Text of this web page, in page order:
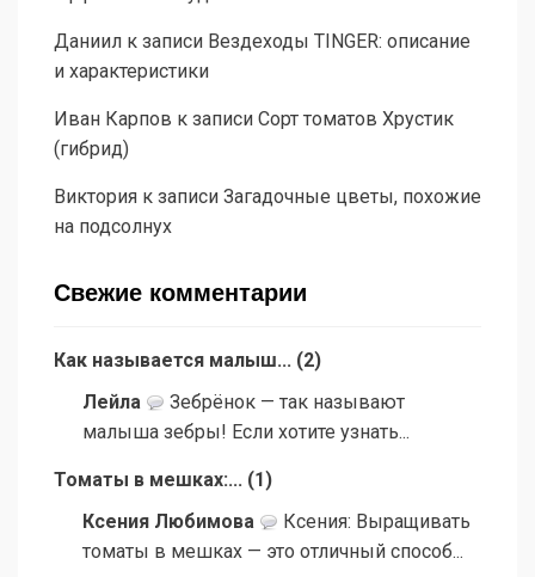
Даниил к записи Вездеходы TINGER: описание
и характеристики
Иван Карпов к записи Сорт томатов Хрустик
(гибрид)
Виктория к записи Загадочные цветы, похожие
на подсолнух
Свежие комментарии
Как называется малыш... (2)
Лейла
Зебрёнок — так называют
малыша зебры! Если хотите узнать...
Томаты в мешках:... (1)
Ксения Любимова
Ксения: Выращивать
томаты в мешках — это отличный способ...